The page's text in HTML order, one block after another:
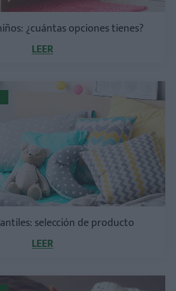
¿cuántas opciones tienes?
LEER
selección de producto
LEER